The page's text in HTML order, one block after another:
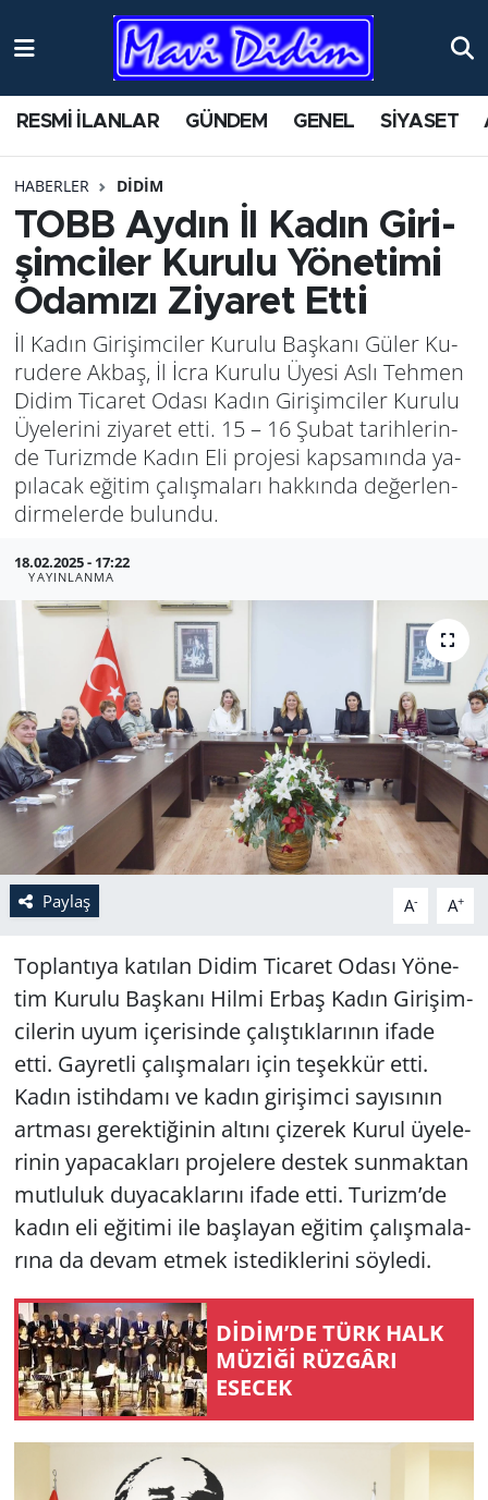
RESMİ İLANLAR GÜNDEM GENEL SİYASET
HABERLER DİDİM
TOBB Aydın İl Kadın Gi­ri­
şim­ci­ler Ku­ru­lu Yö­ne­ti­mi
Oda­mı­zı Zi­ya­ret Etti
İl Kadın Gi­ri­şim­ci­ler Ku­ru­lu Baş­ka­nı Güler Ku­
ru­de­re Akbaş, İl İcra Ku­ru­lu Üyesi Aslı Teh­men
Didim Ti­ca­ret Odası Kadın Gi­ri­şim­ci­ler Ku­ru­lu
Üye­le­ri­ni zi­ya­ret etti. 15 – 16 Şubat ta­rih­le­rin­
de Tu­rizm­de Kadın Eli pro­je­si kap­sa­mın­da ya­
pı­la­cak eği­tim ça­lış­ma­la­rı hak­kın­da de­ğer­len­
dir­me­ler­de bu­lun­du.
18.02.2025 - 17:22
YAYINLANMA
Paylaş A- A+
Top­lan­tı­ya ka­tı­lan Didim Ti­ca­ret Odası Yö­ne­
tim Ku­ru­lu Baş­ka­nı Hilmi Erbaş Kadın Gi­ri­şim­
ci­le­rin uyum içe­ri­sin­de ça­lış­tık­la­rı­nın ifade
etti. Gay­ret­li ça­lış­ma­la­rı için te­şek­kür etti.
Kadın is­tih­da­mı ve kadın gi­ri­şim­ci sa­yı­sı­nın
art­ma­sı ge­rek­ti­ği­nin al­tı­nı çi­ze­rek Kurul üye­le­
ri­nin ya­pa­cak­la­rı pro­je­le­re des­tek sun­mak­tan
mut­lu­luk du­ya­cak­la­rı­nı ifade etti. Tu­rizm’de
kadın eli eği­ti­mi ile baş­la­yan eği­tim ça­lış­ma­la­
rı­na da devam etmek is­te­dik­le­ri­ni söy­le­di.
DİDİM’DE TÜRK HALK
MÜZİĞİ RÜZ­GÂ­RI
ESECEK